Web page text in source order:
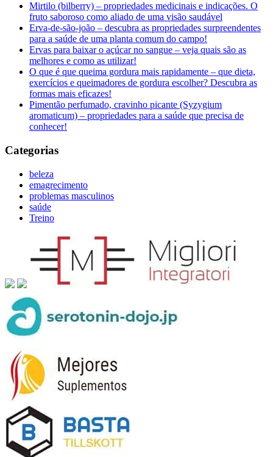
Mirtilo (bilberry) – propriedades medicinais e indicações. O
fruto saboroso como aliado de uma visão saudável
Erva-de-são-joão – descubra as propriedades surpreendentes
para a saúde de uma planta comum do campo!
Ervas para baixar o açúcar no sangue – veja quais são as
melhores e como as utilizar!
O que é que queima gordura mais rapidamente – que dieta,
exercícios e queimadores de gordura escolher? Descubra as
formas mais eficazes!
Pimentão perfumado, cravinho picante (Syzygium
aromaticum) – propriedades para a saúde que precisa de
conhecer!
Categorias
beleza
emagrecimento
problemas masculinos
saúde
Treino